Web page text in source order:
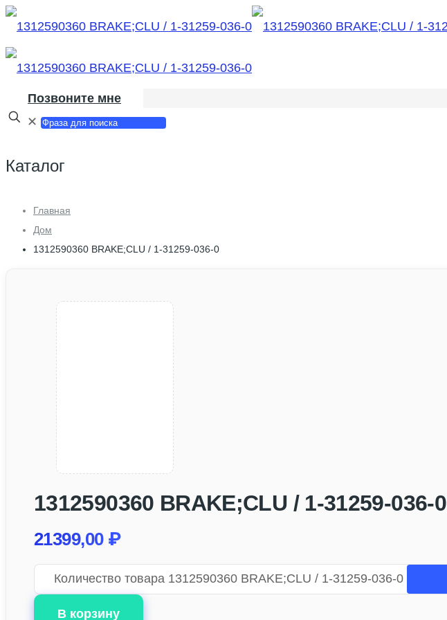
Позвоните мне
✕
Каталог
Главная
Дом
1312590360 BRAKE;CLU / 1-31259-036-0
1312590360 BRAKE;CLU / 1-31259-036-0
21399,00 ₽
Количество товара 1312590360 BRAKE;CLU / 1-31259-036-0
В корзину